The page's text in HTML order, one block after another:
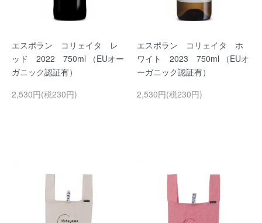
エスポラン コリェイタ レ
ッド 2022 750ml （EUオー
ガニック認証有）
2,530円(税230円)
エスポラン コリェイタ ホ
ワイト 2023 750ml （EUオ
ーガニック認証有）
2,530円(税230円)